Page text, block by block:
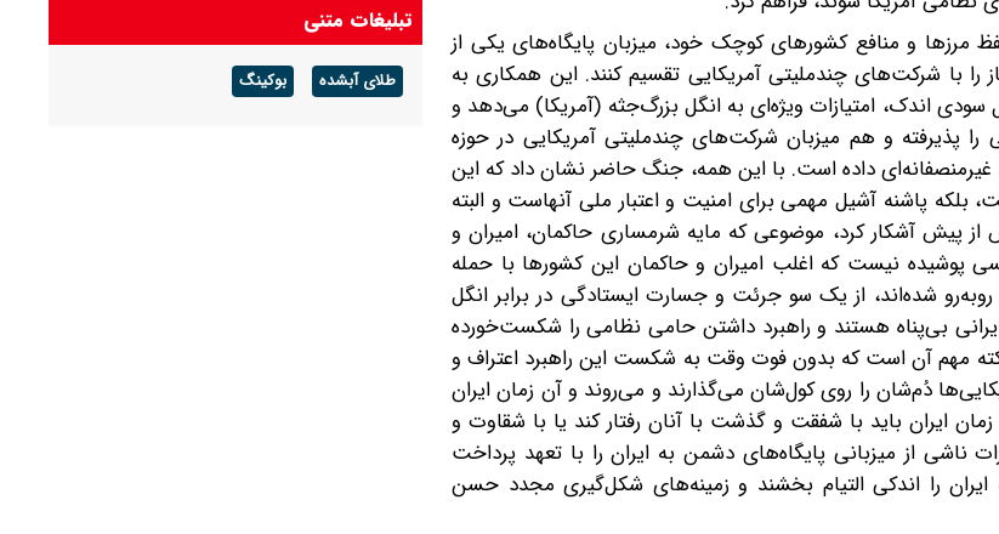
و منافع کشورهای کوچک خود، میزبان پایگاه‌های یکی از
با شرکت‌های چندملیتی آمریکایی تقسیم کنند. این همکاری به
اندک، امتیازات ویژه‌ای به انگل بزرگ‌جثه (‌آمریکا) می‌دهد و
را پذیرفته و هم میزبان شرکت‌های چندملیتی آمریکایی در حوزه
داده است. با این همه، جنگ حاضر نشان داد که این
بلکه پاشنه آشیل مهمی برای امنیت و اعتبار ملی آنهاست و البته
از پیش آشکار کرد، موضوعی که مایه شرمساری حاکمان، امیران و
پوشیده نیست که اغلب امیران و حاکمان این کشورها با حمله
روبه‌رو شده‌اند، از یک سو جرئت و جسارت ایستادگی در برابر انگل
بی‌پناه هستند و راهبرد داشتن حامی نظامی را شکست‌خورده
نکته مهم آن است که بدون فوت وقت به شکست این راهبرد اعتراف و
دُم‌شان را روی کول‌شان می‌گذارند و می‌روند و آن زمان ایران
باید با شفقت و گذشت با آنان رفتار کند یا با شقاوت و
ناشی از میزبانی پایگاه‌های دشمن به ایران را با تعهد پرداخت
را اندکی التیام بخشند و زمینه‌های شکل‌گیری مجدد حسن
تبلیغات متنی
طلای آبشده بوکینگ